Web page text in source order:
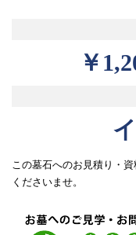
￥
この墓石へのお見積り・
くださいませ。